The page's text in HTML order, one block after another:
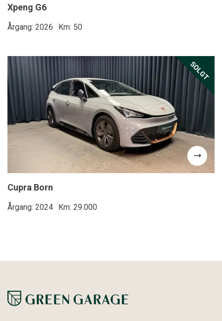
Xpeng G6
Årgang: 2026 Km: 50
SOLGT
Cupra Born
Årgang: 2024 Km: 29.000